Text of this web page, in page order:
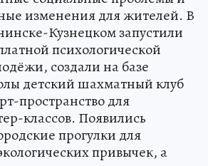
изменения для жителей. В
Кузнецком запустили
психологической
создали на базе
детский шахматный клуб
пространство для
классов. Появились
прогулки для
привычек, а